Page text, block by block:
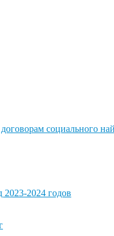
социального
2024 годов